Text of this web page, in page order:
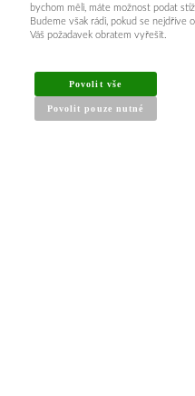
INFORMACE
Obchodní podmínky
bychom měli, máte možnost podat
Budeme však rádi, pokud se nejdříve
Váš požadavek obratem vyřešit.
Povolit vše
Povolit pouze nutné